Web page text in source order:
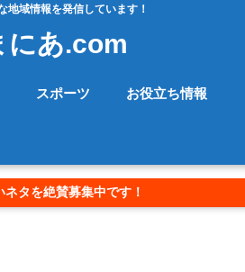
地域情報を発信しています！
にあ.com
スポーツ お役立ち情報
タを絶賛募集中です！